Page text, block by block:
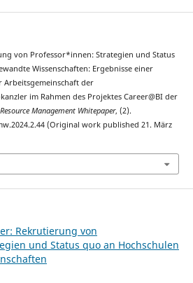
von Professor*innen: Strategien und Status
Wissenschaften: Ergebnisse einer
der
im Rahmen des Projektes Career@BI der
Management Whitepaper, (2).
(Original work published 21. März
Rekrutierung von
und Status quo an Hochschulen